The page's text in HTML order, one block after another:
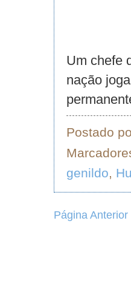
Um chefe
nação
Postado
genildo,
Página Anterior